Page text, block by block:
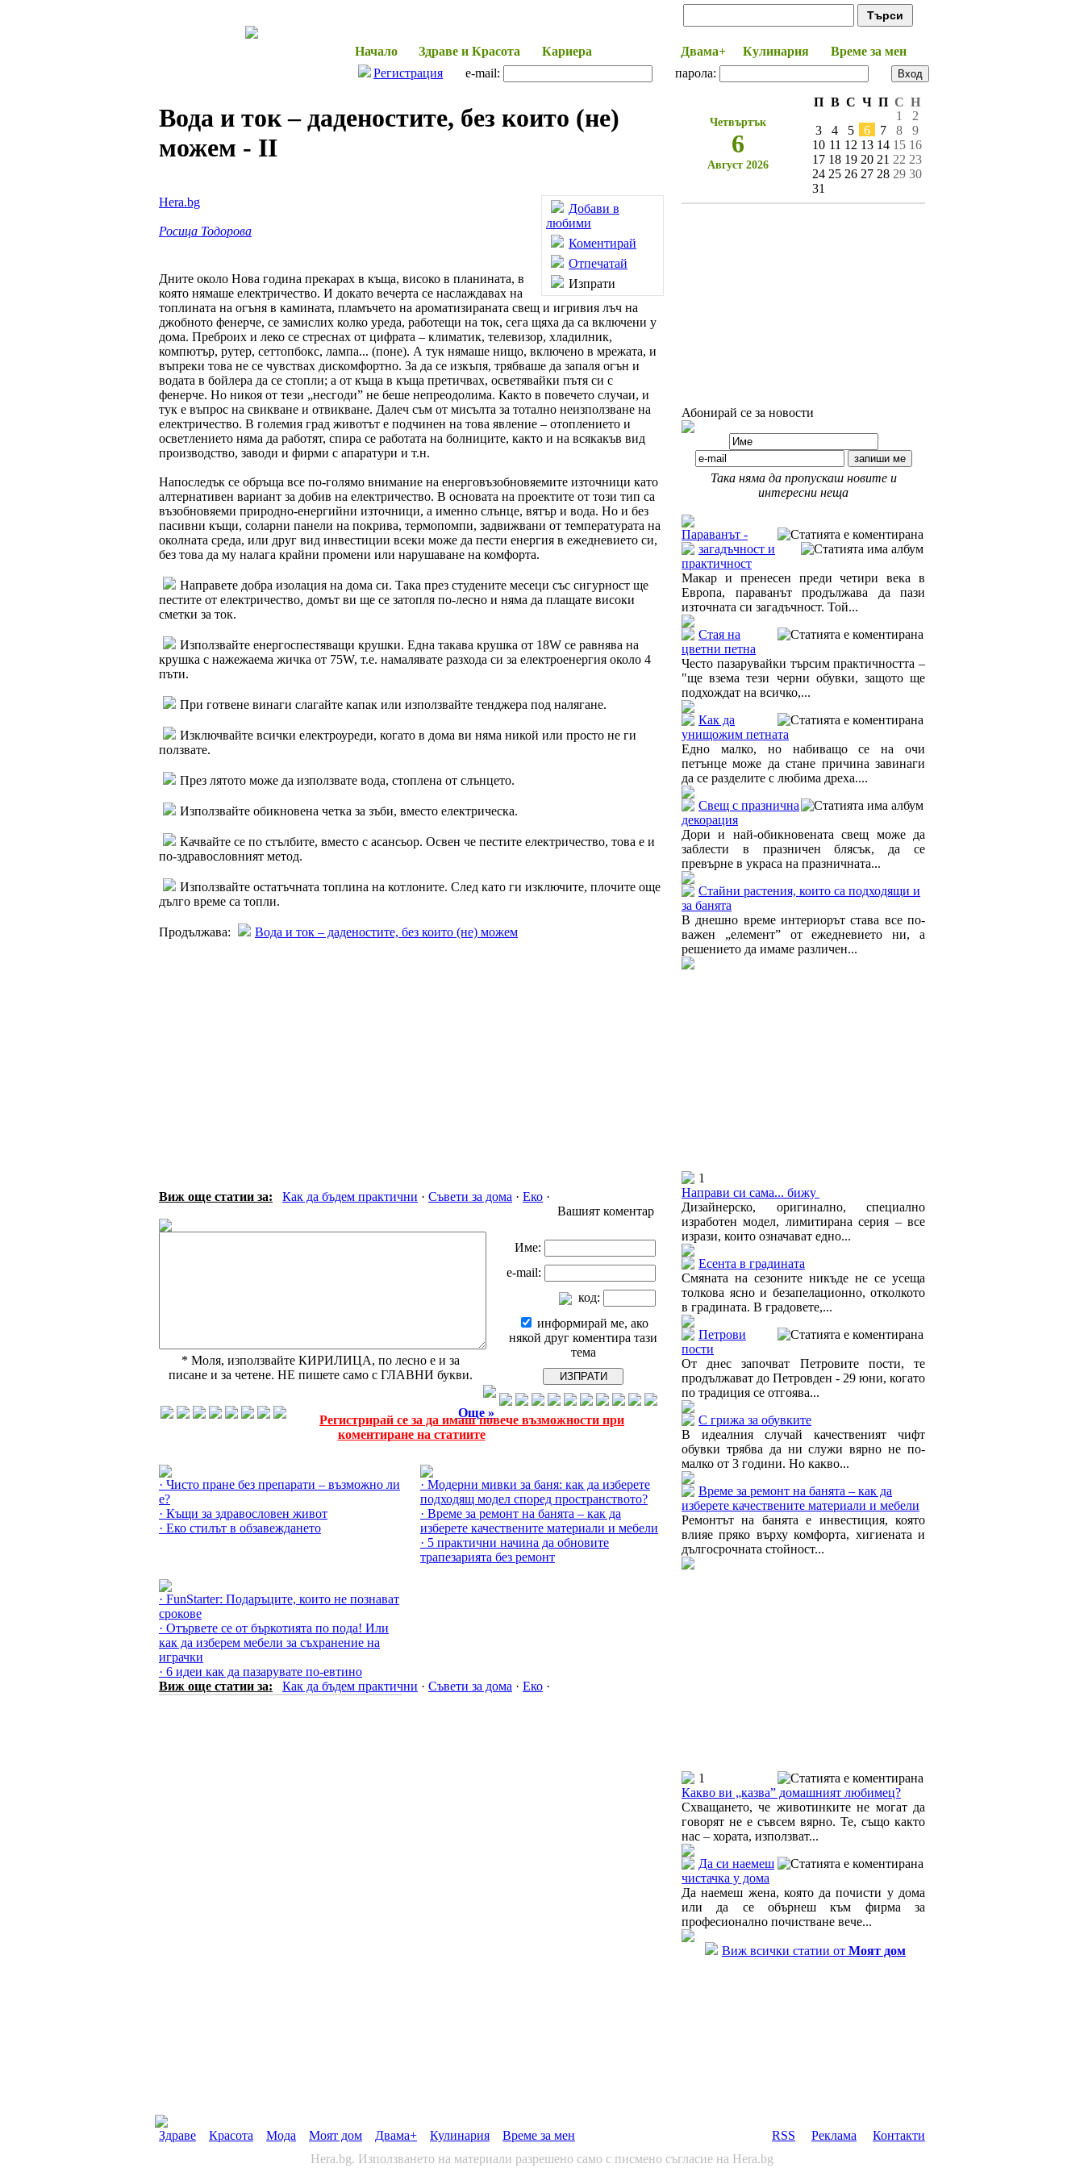
Начало Здраве и Красота Кариера Двама+ Кулинария
Време за мен
Регистрация
e-mail: парола:
Вода и ток – даденостите, без които (не)
можем - II
Добави в
любими
Коментирай
Отпечатай
Изпрати
Hera.bg
Росица Тодорова
Дните около Нова година прекарах в къща, високо в планината, в
която нямаше електричество. И докато вечерта се наслаждавах на
топлината на огъня в камината, пламъчето на ароматизираната свещ и игривия лъч на
джобното фенерче, се замислих колко уреда, работещи на ток, сега щяха да са включени у
дома. Преброих и леко се стреснах от цифрата – климатик, телевизор, хладилник,
компютър, рутер, сеттопбокс, лампа... (поне). А тук нямаше нищо, включено в мрежата, и
въпреки това не се чувствах дискомфортно. За да се изкъпя, трябваше да запаля огън и
водата в бойлера да се стопли; а от къща в къща претичвах, осветявайки пътя си с
фенерче. Но никоя от тези „несгоди” не беше непреодолима. Както в повечето случаи, и
тук е въпрос на свикване и отвикване. Далеч съм от мисълта за тотално неизползване на
електричество. В големия град животът е подчинен на това явление – отоплението и
осветлението няма да работят, спира се работата на болниците, както и на всякакъв вид
производство, заводи и фирми с апаратури и т.н.
Напоследък се обръща все по-голямо внимание на енерговъзобновяемите източници като
алтернативен вариант за добив на електричество. В основата на проектите от този тип са
възобновяеми природно-енергийни източници, а именно слънце, вятър и вода. Но и без
пасивни къщи, соларни панели на покрива, термопомпи, задвижвани от температурата на
околната среда, или друг вид инвестиции всеки може да пести енергия в ежедневието си,
без това да му налага крайни промени или нарушаване на комфорта.
Направете добра изолация на дома си. Така през студените месеци със сигурност ще
пестите от електричество, домът ви ще се затопля по-лесно и няма да плащате високи
сметки за ток.
Използвайте енергоспестяващи крушки. Една такава крушка от 18W сe равнява на
крушка с нажежаема жичка от 75W, т.е. намалявате разхода си за електроенергия около 4
пъти.
При готвене винаги слагайте капак или използвайте тенджера под налягане.
Изключвайте всички електроуреди, когато в дома ви няма никой или просто не ги
ползвате.
През лятото може да използвате вода, стоплена от слънцето.
Използвайте обикновена четка за зъби, вместо електрическа.
Качвайте се по стълбите, вместо с асансьор. Освен че пестите електричество, това е и
по-здравословният метод.
Използвайте остатъчната топлина на котлоните. След като ги изключите, плочите още
дълго време са топли.
Продължава: Вода и ток – даденостите, без които (не) можем
Виж още статии за: Как да бъдем практични · Съвети за дома · Еко ·
Вашият коментар
* Моля, използвайте КИРИЛИЦА, по лесно е и за
писане и за четене. НЕ пишете само с ГЛАВНИ букви.
Име:
e-mail:
код:
информирай ме, ако
някой друг коментира тази
тема
Още »
Регистрирай се за да имаш повече възможности при
коментиране на статиите
· Чисто пране без препарати – възможно ли
е?
· Къщи за здравословен живот
· Еко стилът в обзавеждането
· Модерни мивки за баня: как да изберете
подходящ модел според пространството?
· Време за ремонт на банята – как да
изберете качествените материали и мебели
· 5 практични начина да обновите
трапезарията без ремонт
· FunStarter: Подаръците, които не познават
срокове
· Отървете се от бъркотията по пода! Или
как да изберем мебели за съхранение на
играчки
· 6 идеи как да пазарувате по-евтино
Виж още статии за:
Как да бъдем практични · Съвети за дома · Еко ·
Четвъртък
6
Август 2026
П В С Ч П С Н
1
2
3
4 5 6 7 8
9
10 11 12 13 14 15 16
17 18 19 20 21 22 23
24 25 26 27 28 29 30
31
Абонирай се за новости
Така няма да пропускаш новите и
интересни неща
Параванът -
загадъчност и
практичност
Макар и пренесен преди четири века в
Европа, параванът продължава да пази
източната си загадъчност. Той...
Стая на
цветни петна
Често пазарувайки търсим практичността –
"ще взема тези черни обувки, защото ще
подхождат на всичко,...
Как да
унищожим петната
Едно малко, но набиващо се на очи
петънце може да стане причина завинаги
да се разделите с любима дреха....
Свещ с празнична
декорация
Дори и най-обикновената свещ може да
заблести в празничен блясък, да се
превърне в украса на празничната...
Стайни растения, които са подходящи и
за банята
В днешно време интериорът става все по-
важен „елемент” от ежедневието ни, а
решението да имаме различен...
1
Направи си сама... бижу
Дизайнерско, оригинално, специално
изработен модел, лимитирана серия – все
изрази, които означават едно...
Есента в градината
Смяната на сезоните никъде не се усеща
толкова ясно и безапелационно, отколкото
в градината. В градовете,...
Петрови
пости
От днес започват Петровите пости, те
продължават до Петровден - 29 юни, когато
по традиция се отгоява...
С грижа за обувките
В идеалния случай качественият чифт
обувки трябва да ни служи вярно не по-
малко от 3 години. Но какво...
Време за ремонт на банята – как да
изберете качествените материали и мебели
Ремонтът на банята е инвестиция, която
влияе пряко върху комфорта, хигиената и
дългосрочната стойност...
1
Какво ви „казва” домашният любимец?
Схващането, че животинките не могат да
говорят не е съвсем вярно. Те, също както
нас – хората, използват...
Да си наемеш
чистачка у дома
Да наемеш жена, която да почисти у дома
или да се обърнеш към фирма за
професионално почистване вече...
Виж всички статии от Моят дом
Здраве Красота Мода Моят дом Двама+ Кулинария Време за мен RSS Реклама
Контакти
Hera.bg. Използването на материали разрешено само с писмено съгласие на Hera.bg